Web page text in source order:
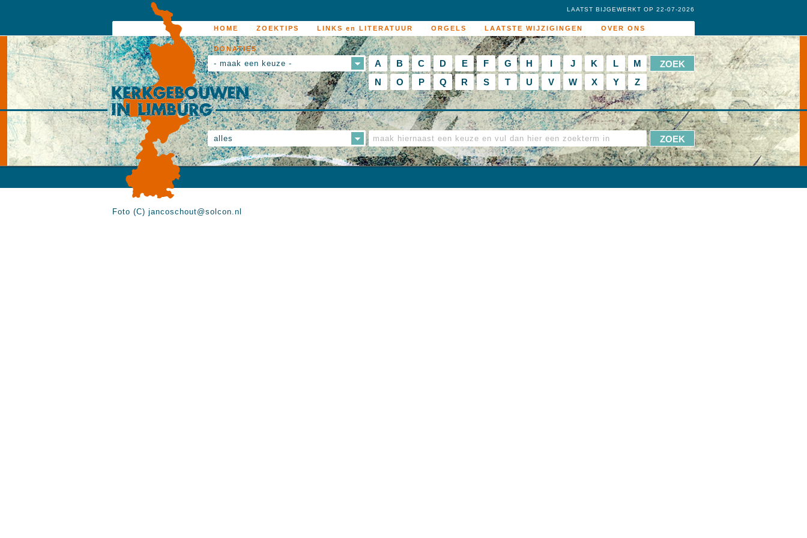
HOME ZOEKTIPS LINKS en LITERATUUR ORGELS LAATSTE WIJZIGINGEN OVER ONS
DONATIES
LAATST BIJGEWERKT OP 22-07-2026
- maak een keuze - A B C D E F G H I J K L
M
N
O P Q R S T U V W X Y Z
alles
Foto (C) jancoschout@solcon.nl